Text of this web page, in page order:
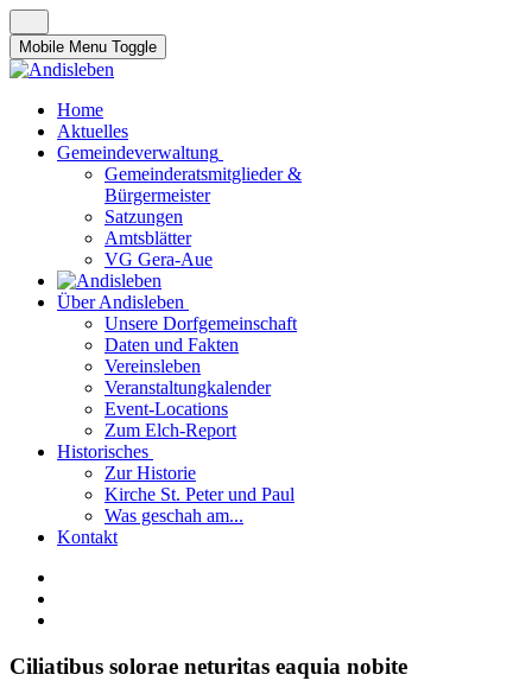
Mobile Menu Toggle
Home
Aktuelles
Gemeindeverwaltung
Gemeinderatsmitglieder &
Bürgermeister
Satzungen
Amtsblätter
VG Gera-Aue
Über Andisleben
Unsere Dorfgemeinschaft
Daten und Fakten
Vereinsleben
Veranstaltungkalender
Event-Locations
Zum Elch-Report
Historisches
Zur Historie
Kirche St. Peter und Paul
Was geschah am...
Kontakt
Ciliatibus solorae neturitas eaquia nobite